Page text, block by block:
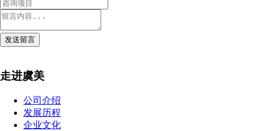
发送留言
走进虞美
公司介绍
发展历程
企业文化